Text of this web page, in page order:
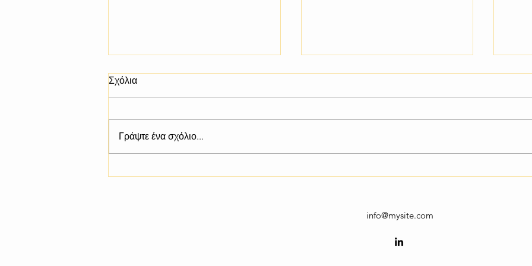
Σχόλια
Γράψτε ένα σχόλιο...
info@mysite.com